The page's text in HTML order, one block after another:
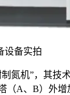
设备实拍
氮机”，其技
（A、B）外增